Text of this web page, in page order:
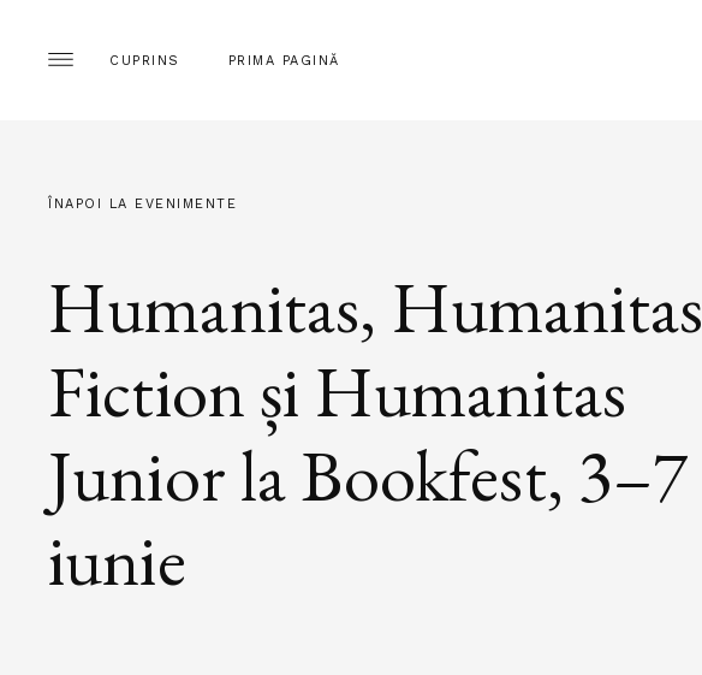
CUPRINS PRIMA PAGINĂ
ÎNAPOI LA EVENIMENTE
Humanitas, Humanitas
Fiction și Humanitas
Junior la Bookfest, 3–7
iunie